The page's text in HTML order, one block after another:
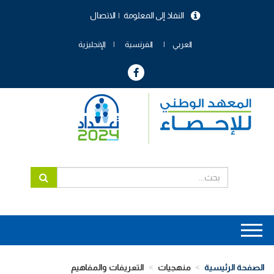
الاتصال النفاذ إلى المعلومة
العربي الفرنسية الإنجليزية
Main
navigation
الصفحة الرئيسية منهجيات
التعريفات والمفاهيم